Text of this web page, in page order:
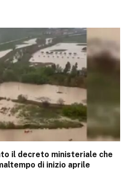
il decreto ministeriale che
di inizio aprile